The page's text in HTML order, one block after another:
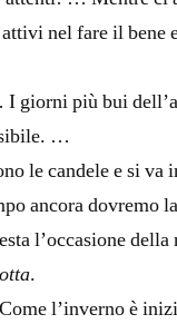
nel fare il bene
I giorni più bui
…
le candele e si
ancora dovremo
l’occasione della
.
l’inverno è